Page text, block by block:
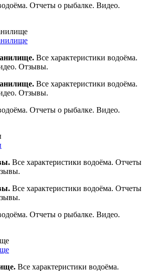
Отчеты о рыбалке. Видео.
Все характеристики водоёма.
Отзывы.
Все характеристики водоёма.
Отзывы.
Отчеты о рыбалке. Видео.
Все характеристики водоёма. Отчеты
Все характеристики водоёма. Отчеты
Отчеты о рыбалке. Видео.
Все характеристики водоёма.